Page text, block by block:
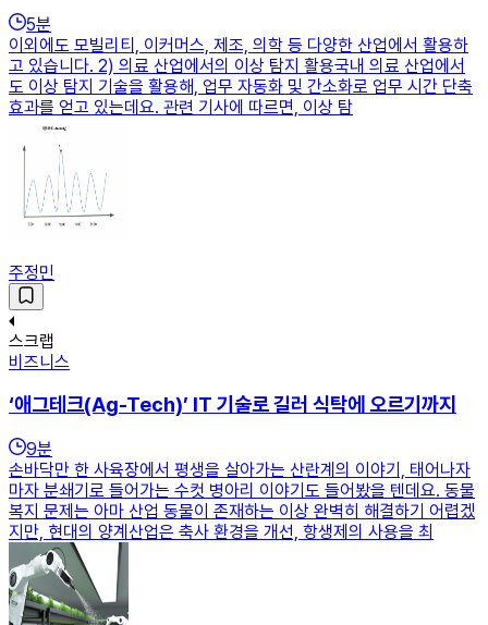
5분
이외에도 모빌리티, 이커머스, 제조, 의학 등 다양한 산업에서 활용하
고 있습니다. 2) 의료 산업에서의 이상 탐지 활용국내 의료 산업에서
도 이상 탐지 기술을 활용해, 업무 자동화 및 간소화로 업무 시간 단축
효과를 얻고 있는데요. 관련 기사에 따르면, 이상 탐
주정민
스크랩
비즈니스
‘애그테크(Ag-Tech)’ IT 기술로 길러 식탁에 오르기까지
9분
손바닥만 한 사육장에서 평생을 살아가는 산란계의 이야기, 태어나자
마자 분쇄기로 들어가는 수컷 병아리 이야기도 들어봤을 텐데요. 동물
복지 문제는 아마 산업 동물이 존재하는 이상 완벽히 해결하기 어렵겠
지만, 현대의 양계산업은 축사 환경을 개선, 항생제의 사용을 최